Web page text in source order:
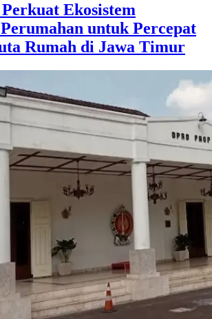
Ekosistem
untuk Percepat
Rumah di Jawa Timur